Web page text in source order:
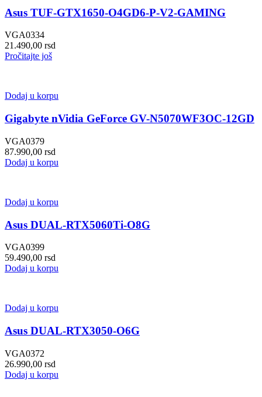
Asus TUF-GTX1650-O4GD6-P-V2-GAMING
VGA0334
21.490,00 rsd
Pročitajte još
Dodaj u korpu
Gigabyte nVidia GeForce GV-N5070WF3OC-12GD
VGA0379
87.990,00 rsd
Dodaj u korpu
Dodaj u korpu
Asus DUAL-RTX5060Ti-O8G
VGA0399
59.490,00 rsd
Dodaj u korpu
Dodaj u korpu
Asus DUAL-RTX3050-O6G
VGA0372
26.990,00 rsd
Dodaj u korpu